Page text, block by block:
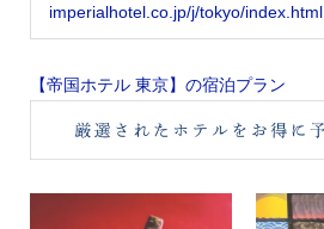
imperialhotel.co.jp/j/tokyo/index.html
【帝国ホテル 東京】の宿泊プラン